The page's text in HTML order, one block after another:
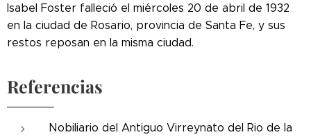
Isabel Foster falleció el miércoles 20 de abril de 1932
en la ciudad de Rosario, provincia de Santa Fe, y sus
restos reposan en la misma ciudad.
Referencias
Nobiliario del Antiguo Virreynato del Rio de la